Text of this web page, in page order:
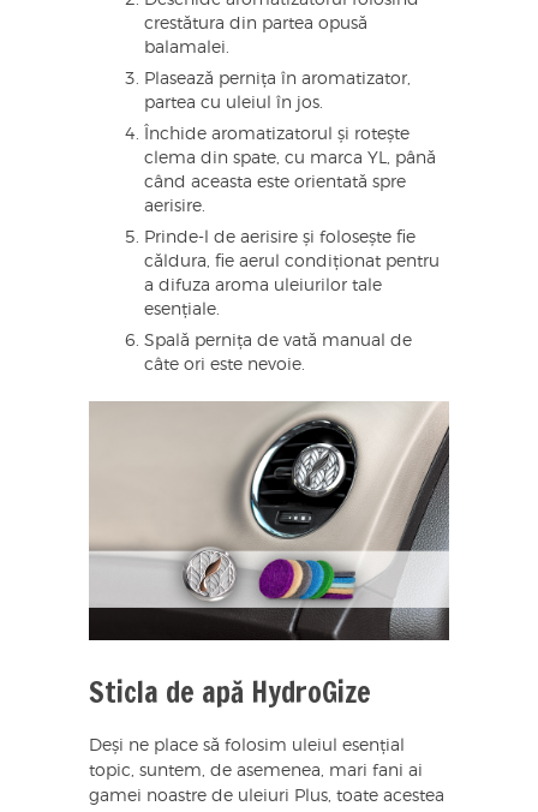
crestătura din partea opusă
balamalei.
Plasează pernița în aromatizator,
partea cu uleiul în jos.
Închide aromatizatorul și rotește
clema din spate, cu marca YL, până
când aceasta este orientată spre
aerisire.
Prinde-l de aerisire și folosește fie
căldura, fie aerul condiționat pentru
a difuza aroma uleiurilor tale
esențiale.
Spală pernița de vată manual de
câte ori este nevoie.
Sticla de apă HydroGize
Deși ne place să folosim uleiul esențial
topic, suntem, de asemenea, mari fani ai
gamei noastre de uleiuri Plus, toate acestea